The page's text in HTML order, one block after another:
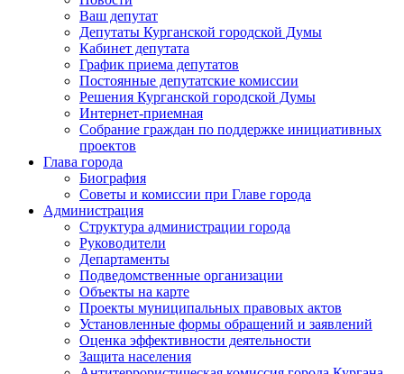
Ваш депутат
Депутаты Курганской городской Думы
Кабинет депутата
График приема депутатов
Постоянные депутатские комиссии
Решения Курганской городской Думы
Интернет-приемная
Собрание граждан по поддержке инициативных
проектов
Глава города
Биография
Советы и комиссии при Главе города
Администрация
Структура администрации города
Руководители
Департаменты
Подведомственные организации
Объекты на карте
Проекты муниципальных правовых актов
Установленные формы обращений и заявлений
Оценка эффективности деятельности
Защита населения